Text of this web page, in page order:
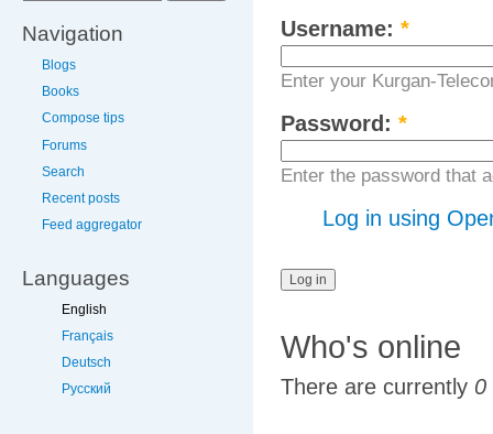
Navigation
Blogs
Books
Compose tips
Forums
Search
Recent posts
Feed aggregator
Languages
English
Français
Deutsch
Русский
Username: *
Enter your Kurgan-
Password: *
Enter the password that
Log in using
Who's online
There are currently 0